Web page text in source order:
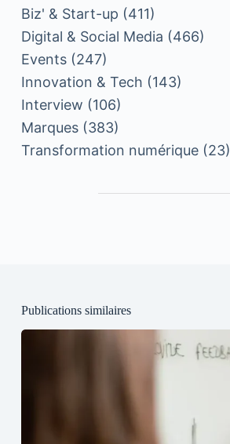
Biz' & Start-up (411)
Digital & Social Media (466)
Events(247)
Innovation & Tech (143)
Interview (106)
Marques(383)
Transformation numérique(23)
Publications similaires